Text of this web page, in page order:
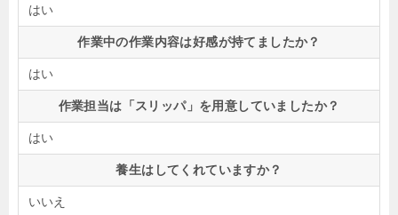
はい
作業中の作業内容は好感が持てましたか？
はい
作業担当は「スリッパ」を用意していましたか？
はい
養生はしてくれていますか？
いいえ